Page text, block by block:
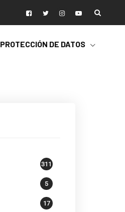
PROTECCIÓN DE DATOS
311
5
17